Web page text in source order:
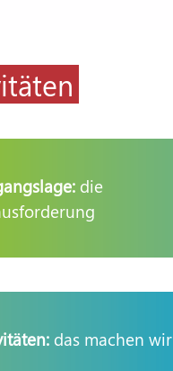
die
das machen wir